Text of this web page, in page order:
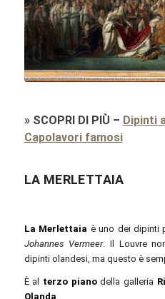
Sailko /
» SCOPRI DI PIÙ – Dipinti
Capolavori famosi
LA MERLETTAIA
La Merlettaia è uno dei dipinti
Johannes Vermeer. Il Louvre
dipinti olandesi, ma questo è
È al terzo pianodella galleria
Olanda